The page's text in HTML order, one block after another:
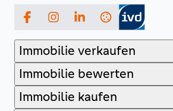
FacebookInstagramLinkedIn
Immobilie verkaufen
Immobilie bewerten
Immobilie kaufen